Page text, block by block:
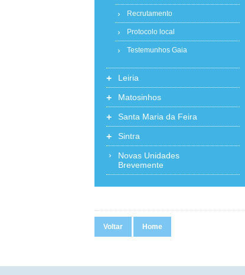
Recrutamento
Protocolo local
Testemunhos Gaia
+ Leiria
+ Matosinhos
+ Santa Maria da Feira
+ Sintra
Novas Unidades
Brevemente
Voltar Home